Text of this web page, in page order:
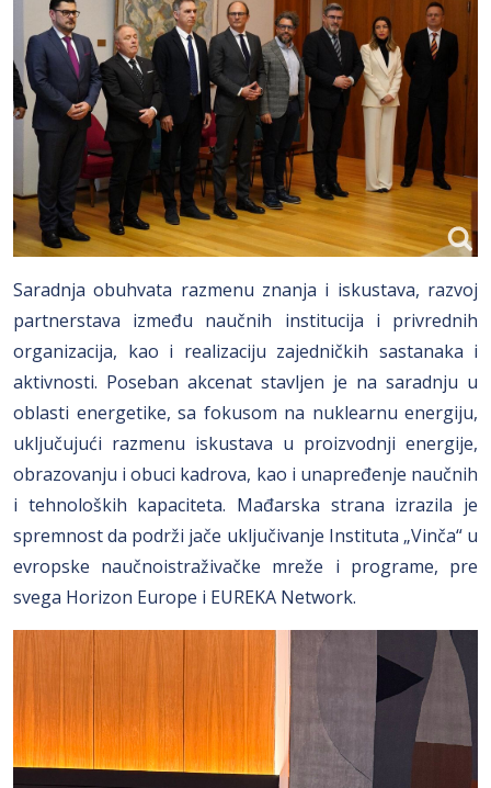
Saradnja obuhvata razmenu znanja i iskustava, razvoj
partnerstava između naučnih institucija i privrednih
organizacija, kao i realizaciju zajedničkih sastanaka i
aktivnosti. Poseban akcenat stavljen je na saradnju u
oblasti energetike, sa fokusom na nuklearnu energiju,
uključujući razmenu iskustava u proizvodnji energije,
obrazovanju i obuci kadrova, kao i unapređenje naučnih
i tehnoloških kapaciteta. Mađarska strana izrazila je
spremnost da podrži jače uključivanje Instituta „Vinča“ u
evropske naučnoistraživačke mreže i programe, pre
svega Horizon Europe i EUREKA Network.